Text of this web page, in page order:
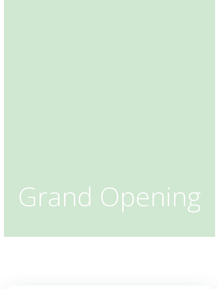
Grand Opening